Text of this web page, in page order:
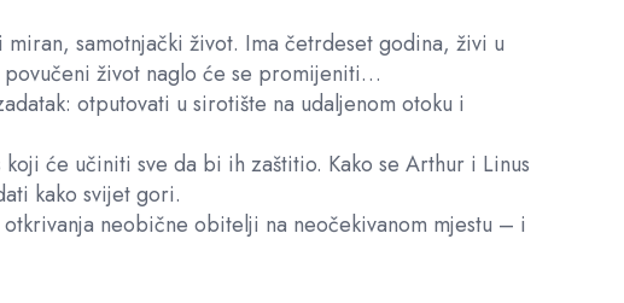
samotnjački život. Ima četrdeset godina, živi u
povučeni život naglo će se promijeniti…
otputovati u sirotište na udaljenom otoku i
će učiniti sve da bi ih zaštitio. Kako se Arthur i Linus
kako svijet gori.
neobične obitelji na neočekivanom mjestu – i